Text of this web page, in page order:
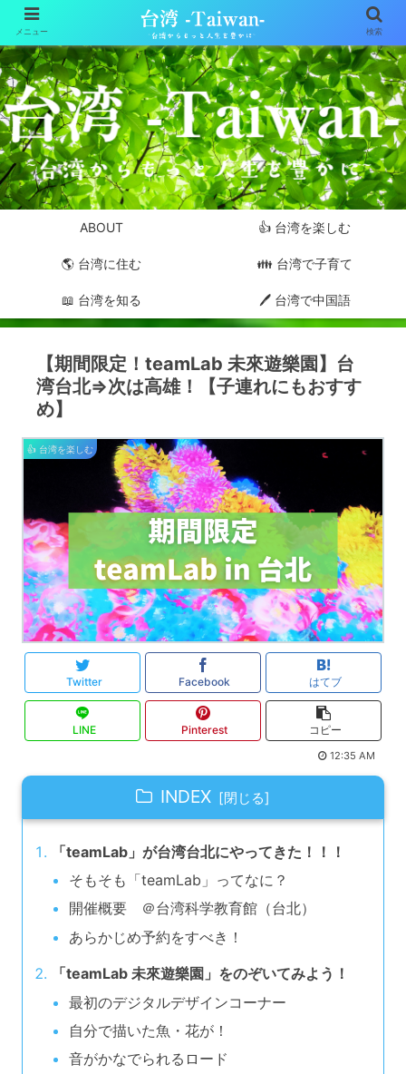
ABOUT 👍 台湾を楽しむ
🌎 台湾に住む 👪 台湾で子育て
📖 台湾を知る 🖊 台湾で中国語
【期間限定！teamLab 未來遊樂園】台
湾台北⇒次は高雄！【子連れにもおすす
め】
👍 台湾を楽しむ
Twitter Facebook はてブ
LINE Pinterest コピー
12:35 AM
INDEX
「teamLab」が台湾台北にやってきた！！！
そもそも「teamLab」ってなに？
開催概要 ＠台湾科学教育館（台北）
あらかじめ予約をすべき！
「teamLab 未來遊樂園」をのぞいてみよう！
最初のデジタルデザインコーナー
自分で描いた魚・花が！
音がかなでられるロード
メニュー 検索